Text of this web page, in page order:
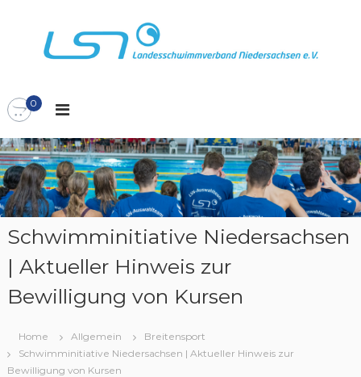
t
s
p
r
i
a
n
e
s
s
c
h
w
i
m
m
e
r
N 0
Schwimminitiative Niedersachsen
| Aktueller Hinweis zur
Bewilligung von Kursen
Home Allgemein
Breitensport
Schwimminitiative Niedersachsen | Aktueller Hinweis zur
Bewilligung von Kursen